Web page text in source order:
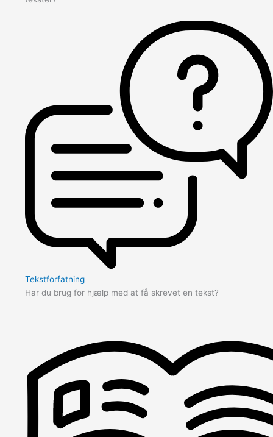
Tekstforfatning
Har du brug for hjælp med at få skrevet en tekst?